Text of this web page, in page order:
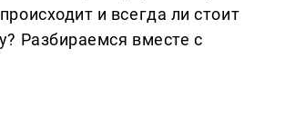
и всегда ли стоит
Разбираемся вместе с